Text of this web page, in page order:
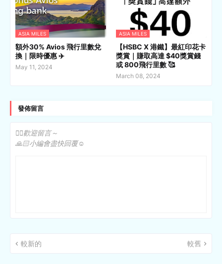
ASIA MILES
額外30% Avios 飛行里數兌
換｜限時優惠 ✈️
May 11, 2024
ASIA MILES
【HSBC X 港鐵】最紅印花卡
獎賞｜賺取高達 $40獎賞錢
或 800飛行里數 🥰
March 08, 2024
發佈留言
✍🏻歡迎留言～
🙏🏻小編會盡快回覆☺️
較新的 較舊